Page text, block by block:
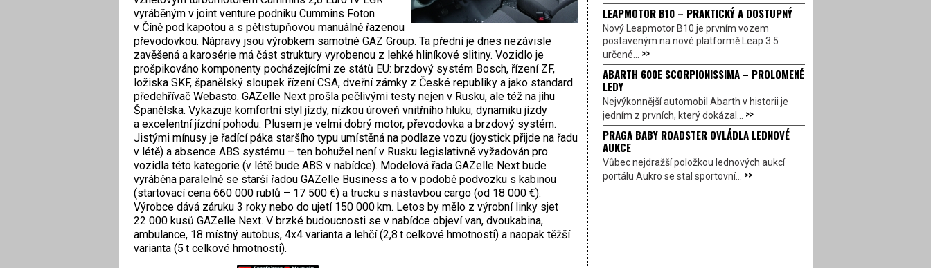
vyráběným v joint venture podniku Cummins Foton
v Číně pod kapotou a s pětistupňovou manuálně řazenou
převodovkou. Nápravy jsou výrobkem samotné GAZ Group. Ta přední je dnes nezávisle
zavěšená a karosérie má část struktury vyrobenou z lehké hliníkové slitiny. Vozidlo je
prošpikováno komponenty pocházejícími ze států EU: brzdový systém Bosch, řízení ZF,
ložiska SKF, španělský sloupek řízení CSA, dveřní zámky z České republiky a jako standard
předehřívač Webasto. GAZelle Next prošla pečlivými testy nejen v Rusku, ale též na jihu
Španělska. Vykazuje komfortní styl jízdy, nízkou úroveň vnitřního hluku, dynamiku jízdy
a excelentní jízdní pohodu. Plusem je velmi dobrý motor, převodovka a brzdový systém.
Jistými mínusy je řadící páka staršího typu umístěná na podlaze vozu (joystick přijde na řadu
v létě) a absence ABS systému – ten bohužel není v Rusku legislativně vyžadován pro
vozidla této kategorie (v létě bude ABS v nabídce). Modelová řada GAZelle Next bude
vyráběna paralelně se starší řadou GAZelle Business a to v podobě podvozku s kabinou
(startovací cena 660 000 rublů – 17 500 €) a trucku s nástavbou cargo (od 18 000 €).
Výrobce dává záruku 3 roky nebo do ujetí 150 000 km. Letos by mělo z výrobní linky sjet
22 000 kusů GAZelle Next. V brzké budoucnosti se v nabídce objeví van, dvoukabina,
ambulance, 18 místný autobus, 4x4 varianta a lehčí (2,8 t celkové hmotnosti) a naopak těžší
varianta (5 t celkové hmotnosti).
LEAPMOTOR B10 – PRAKTICKÝ A DOSTUPNÝ
Nový Leapmotor B10 je prvním vozem
postaveným na nové platformě Leap 3.5
určené... >>
ABARTH 600E SCORPIONISSIMA – PROLOMENÉ
LEDY
Nejvýkonnější automobil Abarth v historii je
jedním z prvních, který dokázal... >>
PRAGA BABY ROADSTER OVLÁDLA LEDNOVÉ
AUKCE
Vůbec nejdražší položkou lednových aukcí
portálu Aukro se stal sportovní... >>